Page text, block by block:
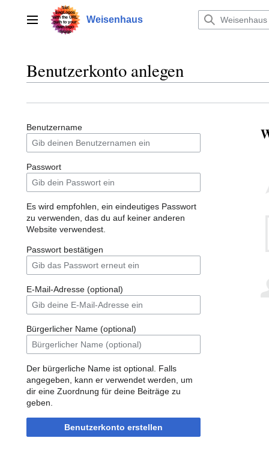
springenHauptmenü Weisenhaus
Benutzerkonto anlegen
Benutzername
Passwort
Es wird empfohlen, ein eindeutiges Passwort
zu verwenden, das du auf keiner anderen
Website verwendest.
Passwort bestätigen
E-Mail-Adresse (optional)
Bürgerlicher Name (optional)
Der bürgerliche Name ist optional. Falls
angegeben, kann er verwendet werden, um
dir eine Zuordnung für deine Beiträge zu
geben.
Benutzerkonto erstellen